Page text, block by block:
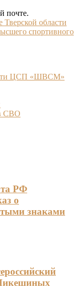
почте.
Тверской области
спортивного
ЦСП «ШВСМ»
СВО
РФ
о
знаками